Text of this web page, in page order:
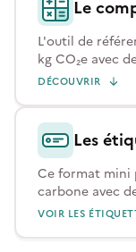
Le
L'outil de
kg CO₂e avec
DÉCOUVRIR
Les
Ce format mini
carbone avec
VOIR LES